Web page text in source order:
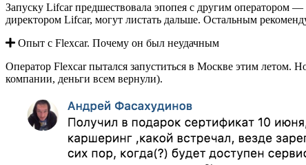
Запуску Lifcar предшествовала эпопея с другим оператором
директором Lifcar, могут листать дальше. Остальным
Опыт с Flexcar. Почему он был неудачным
Оператор Flexcar пытался запуститься в Москве этим летом.
компании, деньги всем вернули).